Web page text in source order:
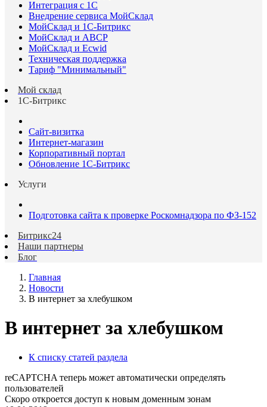
Интеграция с 1С
Внедрение сервиса МойСклад
МойСклад и 1С-Битрикс
МойСклад и ABCP
МойСклад и Ecwid
Техническая поддержка
Тариф "Минимальный"
Мой склад
1С-Битрикс
Сайт-визитка
Интернет-магазин
Корпоративный портал
Обновление 1С-Битрикс
Услуги
Подготовка сайта к проверке Роскомнадзора по ФЗ-152
Битрикс24
Наши партнеры
Блог
Главная
Новости
В интернет за хлебушком
В интернет за хлебушком
К списку статей раздела
reCAPTCHA теперь может автоматически определять
пользователей
Скоро откроется доступ к новым доменным зонам